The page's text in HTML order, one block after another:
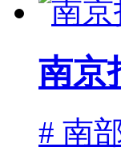
南京
# 南